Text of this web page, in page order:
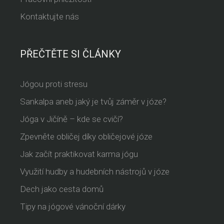
Kontaktujte nás
PŘEČTĚTE SI ČLÁNKY
Jógou proti stresu
Sankalpa aneb jaký je tvůj záměr v józe?
Jóga v Jičíně – kde se cvičí?
Zpevněte obličej díky obličejové józe
Jak začít praktikovat karma jógu
Využití hudby a hudebních nástrojů v józe
Dech jako cesta domů
Tipy na jógové vánoční dárky